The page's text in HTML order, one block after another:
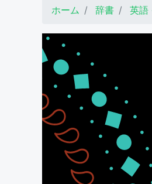
ホーム
辞書 英語